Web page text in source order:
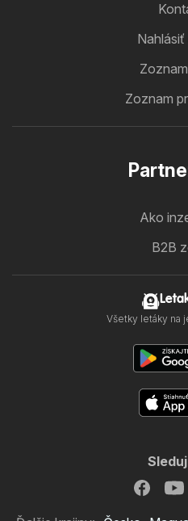
Zoznam
Ako
B2B
Všetky letáky na